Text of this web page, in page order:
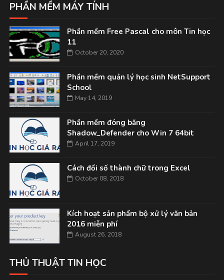
PHẦN MỀM MÁY TÍNH
Phần mềm Free Pascal cho môn Tin học
11
October 20, 2020
Phần mềm quản lý học sinh NetSupport
School
May 14, 2019
Phần mềm đóng băng
Shadow_Defender cho Win 7 64bit
April 17, 2019
Cách đổi số thành chữ trong Excel
October 08, 2018
Kích hoạt sản phẩm bộ xử lý văn bản
2016 miễn phí
August 26, 2018
THỦ THUẬT TIN HỌC